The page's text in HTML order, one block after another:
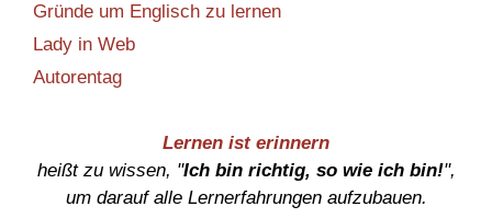
Gründe um Englisch zu lernen
Lady in Web
Autorentag
Lernen ist erinnern
heißt zu wissen, "Ich bin richtig, so wie ich bin!",
um darauf alle Lernerfahrungen aufzubauen.